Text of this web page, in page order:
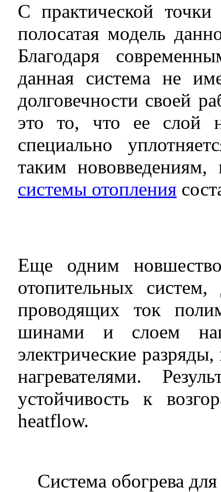
С практической точки
полосатая модель
Благодаря
данная система не
долговечности своей
это то, что ее слой
специально
таким
системы отопления
Еще одним
отопительных систем,
проводящих ток
шинами и слоем
электрические
нагревателями.
устойчивость к
heatflow.
Система обогрева